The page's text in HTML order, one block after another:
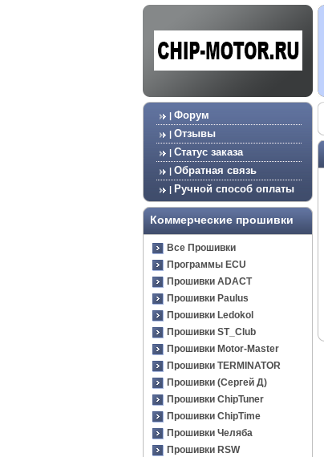
| Форум
| Отзывы
| Статус заказа
| Обратная связь
| Ручной способ оплаты
Коммерческие прошивки
Все Прошивки
Программы ECU
Прошивки ADACT
Прошивки Paulus
Прошивки Ledokol
Прошивки ST_Club
Прошивки Motor-Master
Прошивки TERMINATOR
Прошивки (Сергей Д)
Прошивки ChipTuner
Прошивки ChipTime
Прошивки Челяба
Прошивки RSW